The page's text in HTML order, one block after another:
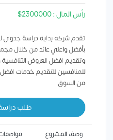
رأس المال : 2300000$
تقدم شركه بداية دراسة
بأفضل واعلي عائد من خلال
وتقديم افضل العروض
للمنافسين للتقديم خدمات
من السوق
طلب
وصف المشروع